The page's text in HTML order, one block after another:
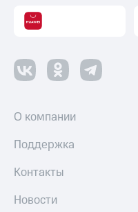
О компании
Поддержка
Контакты
Новости